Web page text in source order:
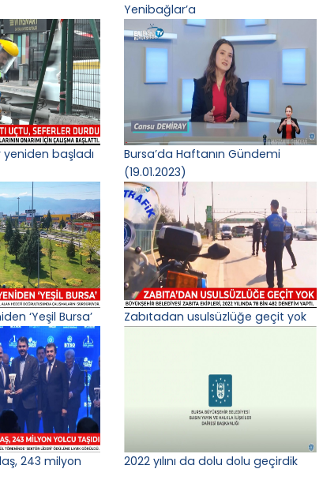
Yenibağlar’a
başladı
Bursa’da Haftanın Gündemi
(19.01.2023)
‘Yeşil Bursa’ Zabıtadan usulsüzlüğe geçit yok
243 milyon
2022 yılını da dolu dolu geçirdik